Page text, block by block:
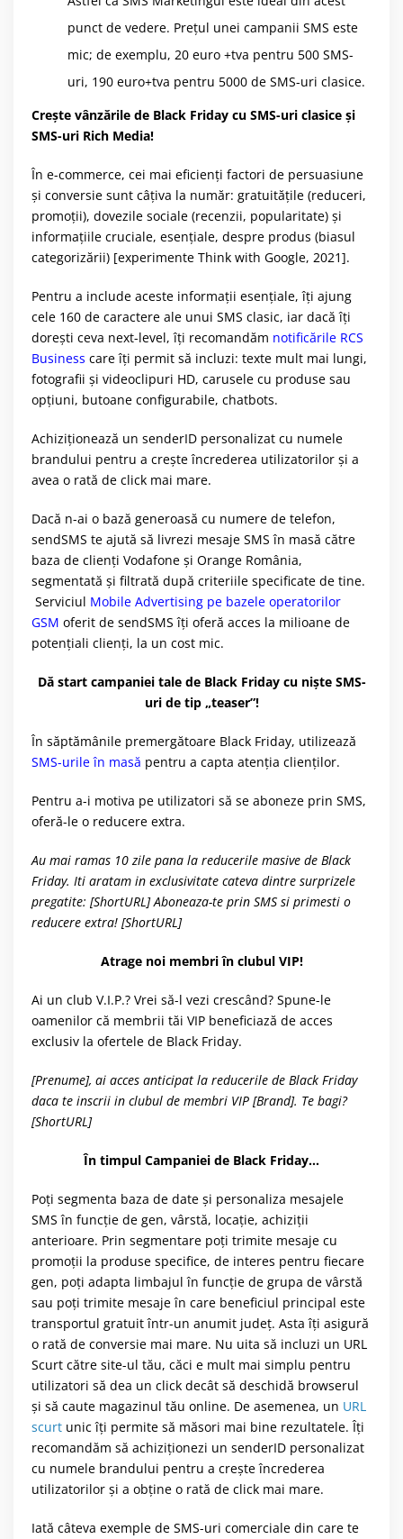
punct de vedere. Prețul unei campanii SMS este
mic; de exemplu, 20 euro +tva pentru 500 SMS-
uri, 190 euro+tva pentru 5000 de SMS-uri clasice.
Crește vânzările de Black Friday cu SMS-uri clasice și
SMS-uri Rich Media!
În e-commerce, cei mai eficienți factori de persuasiune
și conversie sunt câțiva la număr: gratuitățile (reduceri,
promoții), dovezile sociale (recenzii, popularitate) și
informațiile cruciale, esențiale, despre produs (biasul
categorizării) [experimente Think with Google, 2021].
Pentru a include aceste informații esențiale, îți ajung
cele 160 de caractere ale unui SMS clasic, iar dacă îți
dorești ceva next-level, îți recomandăm notificările RCS
Business care îți permit să incluzi: texte mult mai lungi,
fotografii și videoclipuri HD, carusele cu produse sau
opțiuni, butoane configurabile, chatbots.
Achiziționează un senderID personalizat cu numele
brandului pentru a crește încrederea utilizatorilor și a
avea o rată de click mai mare.
Dacă n-ai o bază generoasă cu numere de telefon,
sendSMS te ajută să livrezi mesaje SMS în masă către
baza de clienți Vodafone și Orange România,
segmentată și filtrată după criteriile specificate de tine.
Serviciul Mobile Advertising pe bazele operatorilor
GSM oferit de sendSMS îți oferă acces la milioane de
potențiali clienți, la un cost mic.
Dă start campaniei tale de Black Friday cu niște SMS-
uri de tip „teaser”!
În săptămânile premergătoare Black Friday, utilizează
SMS-urile în masă pentru a capta atenția clienților.
Pentru a-i motiva pe utilizatori să se aboneze prin SMS,
oferă-le o reducere extra.
Au mai ramas 10 zile pana la reducerile masive de Black
Friday. Iti aratam in exclusivitate cateva dintre surprizele
pregatite: [ShortURL] Aboneaza-te prin SMS si primesti o
reducere extra! [ShortURL]
Atrage noi membri în clubul VIP!
Ai un club V.I.P.? Vrei să-l vezi crescând? Spune-le
oamenilor că membrii tăi VIP beneficiază de acces
exclusiv la ofertele de Black Friday.
[Prenume], ai acces anticipat la reducerile de Black Friday
daca te inscrii in clubul de membri VIP [Brand]. Te bagi?
[ShortURL]
În timpul Campaniei de Black Friday…
Poți segmenta baza de date și personaliza mesajele
SMS în funcție de gen, vârstă, locație, achiziții
anterioare. Prin segmentare poți trimite mesaje cu
promoții la produse specifice, de interes pentru fiecare
gen, poți adapta limbajul în funcție de grupa de vârstă
sau poți trimite mesaje în care beneficiul principal este
transportul gratuit într-un anumit județ. Asta îți asigură
o rată de conversie mai mare. Nu uita să incluzi un URL
Scurt către site-ul tău, căci e mult mai simplu pentru
utilizatori să dea un click decât să deschidă browserul
și să caute magazinul tău online. De asemenea, un URL
scurt unic îți permite să măsori mai bine rezultatele. Îți
recomandăm să achiziționezi un senderID personalizat
cu numele brandului pentru a crește încrederea
utilizatorilor și a obține o rată de click mai mare.
Iată câteva exemple de SMS-uri comerciale din care te